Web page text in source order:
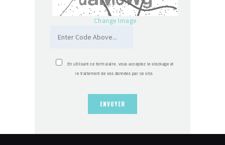
Change Image
En utilisant ce formulaire, vous acceptez le stockage et
le traitement de vos données par ce site.